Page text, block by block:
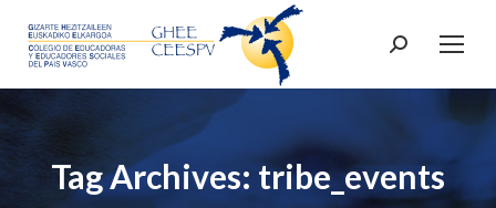
Search:
Tag Archives: tribe_events